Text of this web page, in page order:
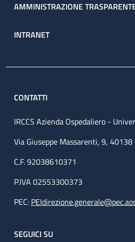
AMMINISTRAZIONE
INTRANET
CONTATTI
IRCCS Azienda Ospedaliero -
Via Giuseppe Massarenti, 9, 40138
C.F. 92038610371
P.IVA 02553300373
PEC:
SEGUICI SU